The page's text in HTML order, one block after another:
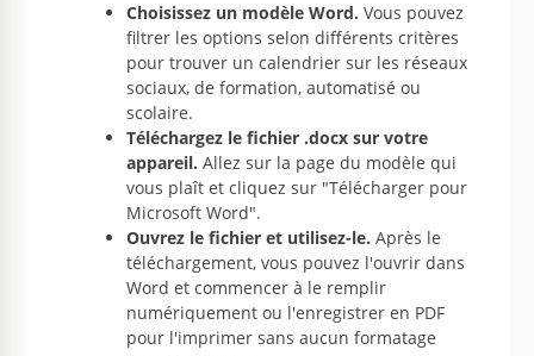
Choisissez un modèle Word. Vous pouvez
filtrer les options selon différents critères
pour trouver un calendrier sur les réseaux
sociaux, de formation, automatisé ou
scolaire.
Téléchargez le fichier .docx sur votre
appareil. Allez sur la page du modèle qui
vous plaît et cliquez sur "Télécharger pour
Microsoft Word".
Ouvrez le fichier et utilisez-le. Après le
téléchargement, vous pouvez l'ouvrir dans
Word et commencer à le remplir
numériquement ou l'enregistrer en PDF
pour l'imprimer sans aucun formatage